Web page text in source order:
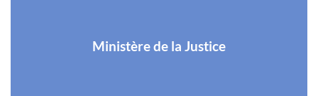
Ministère de la Justice